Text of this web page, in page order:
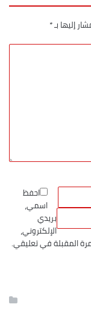
إليها بـ*
احفظ
اسمي،
بريدي
الإلكتروني،
المقبلة في تعليقي.